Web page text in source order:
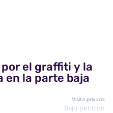
el graffiti y la
la parte baja
Visita privada
Bajo petición